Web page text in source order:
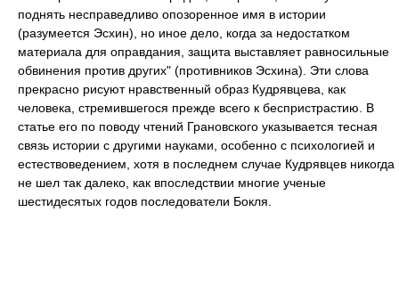
поднять несправедливо опозоренное имя в истории
(разумеется Эсхин), но иное дело, когда за недостатком
материала для оправдания, защита выставляет равносильные
обвинения против других" (противников Эсхина). Эти слова
прекрасно рисуют нравственный образ Кудрявцева, как
человека, стремившегося прежде всего к беспристрастию. В
статье его по поводу чтений Грановского указывается тесная
связь истории с другими науками, особенно с психологией и
естествоведением, хотя в последнем случае Кудрявцев никогда
не шел так далеко, как впоследствии многие ученые
шестидесятых годов последователи Бокля.